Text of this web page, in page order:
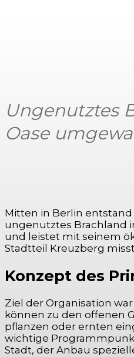
Ungenutztes
Oase
Mitten in Berlin
ungenutztes Brachland
und leistet mit seinem
Stadtteil Kreuzberg
Konzept des
Ziel der Organisation
können zu den offenen
pflanzen oder ernten
wichtige
Stadt, der Anbau